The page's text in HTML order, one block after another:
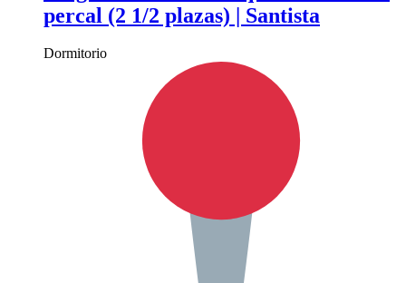
percal (2 1/2 plazas) | Santista
Dormitorio